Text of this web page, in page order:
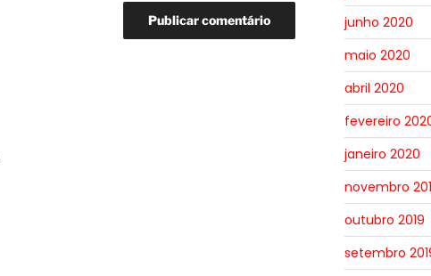
junho 2020
maio 2020
abril 2020
fevereiro
janeiro 2020
novembro
outubro 2019
setembro